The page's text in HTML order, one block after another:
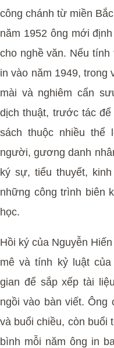
công chánh từ miền
năm 1952 ông mới
cho nghề văn. Nếu
in vào năm 1949, trong
mài và nghiêm cẩn
dịch thuật, trước tác
sách thuộc nhiều thể
người, gương danh
ký sự, tiểu thuyết,
những công trình biên
học.
Hồi ký của Nguyễn
mê và tính kỷ luật
gian để sắp xếp tài
ngồi vào bàn viết. Ông
và buổi chiều, còn buổi
bình mỗi năm ông in